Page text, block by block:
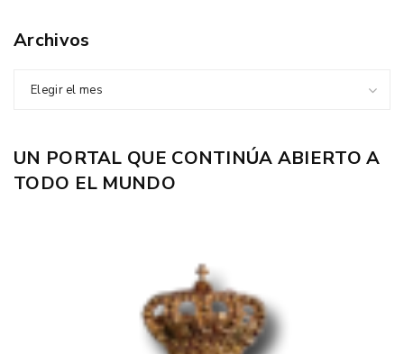
Archivos
Elegir el mes
UN PORTAL QUE CONTINÚA ABIERTO A
TODO EL MUNDO